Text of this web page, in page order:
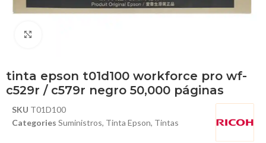
tinta epson t01d100 workforce pro wf-
c529r / c579r negro 50,000 páginas
SKU T01D100
Categories Suministros, Tinta Epson, Tintas